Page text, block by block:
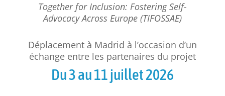
Together for Inclusion: Fostering Self-
Advocacy Across Europe (TIFOSSAE)
Déplacement à Madrid à l’occasion d’un
échange entre les partenaires du projet
Du 3 au 11 juillet 2026